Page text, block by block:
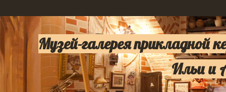
Музей-галерея прикладной
Ильи и